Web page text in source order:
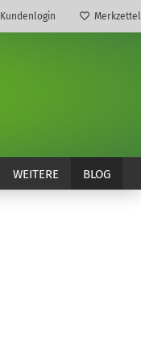
Kundenlogin Merkzettel
BLOG
WEITERE